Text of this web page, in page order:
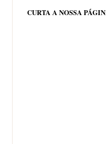
CURTA A NOSSA